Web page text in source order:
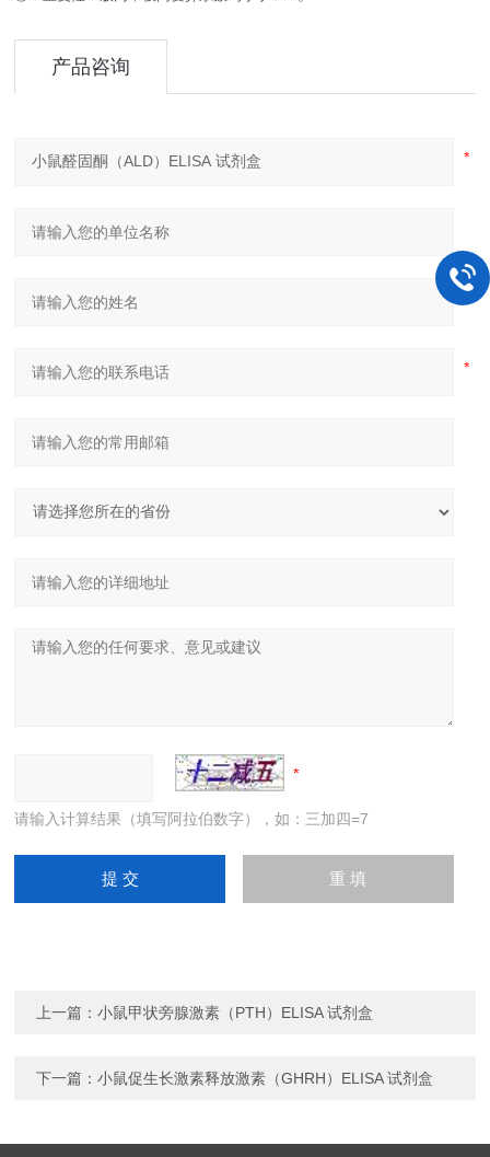
产品咨询
请输入计算结果（填写阿拉伯数字），如：三加四=7
上一篇：小鼠甲状旁腺激素（PTH）ELISA 试剂盒
下一篇：小鼠促生长激素释放激素（GHRH）ELISA 试剂盒